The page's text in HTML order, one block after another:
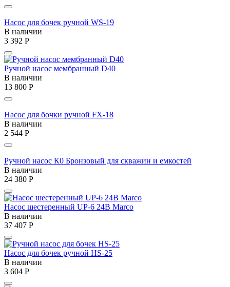
Насос для бочек ручной WS-19
В наличии
3 392 Р
Ручной насос мембранный D40
В наличии
13 800 Р
Насос для бочки ручной FX-18
В наличии
2 544 Р
Ручной насос К0 Бронзовый для скважин и емкостей
В наличии
24 380 Р
Насос шестеренный UP-6 24В Marco
В наличии
37 407 Р
Насос для бочек ручной HS-25
В наличии
3 604 Р